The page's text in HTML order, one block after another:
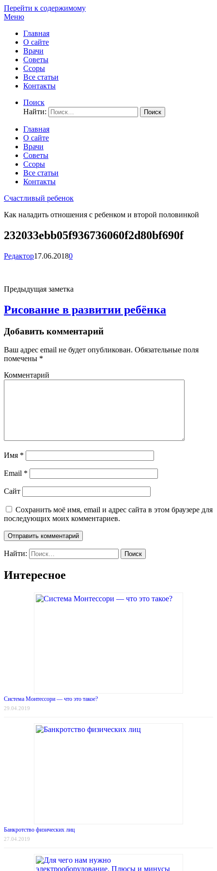
Перейти к содержимому
Меню
Главная
О сайте
Врачи
Советы
Ссоры
Все статьи
Контакты
Поиск
Найти:
Главная
О сайте
Врачи
Советы
Ссоры
Все статьи
Контакты
Счастливый ребенок
Как наладить отношения с ребенком и второй половинкой
232033ebb05f936736060f2d80bf690f
Редактор17.06.20180
Предыдущая заметка
Рисование в развитии ребёнка
Добавить комментарий
Ваш адрес email не будет опубликован. Обязательные поля
помечены *
Комментарий
Имя *
Email *
Сайт
Сохранить моё имя, email и адрес сайта в этом браузере для
последующих моих комментариев.
Найти:
Интересное
Система Монтессори — что это такое?
29.04.2019
Банкротство физических лиц
27.04.2019